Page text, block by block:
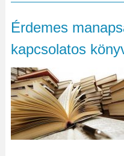
Érdemes
kapcsolatos